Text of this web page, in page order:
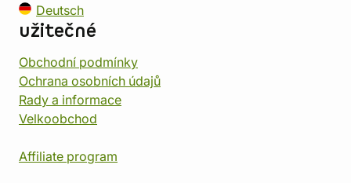
Deutsch
užitečné
Obchodní podmínky
Ochrana osobních údajů
Rady a informace
Velkoobchod
Affiliate program